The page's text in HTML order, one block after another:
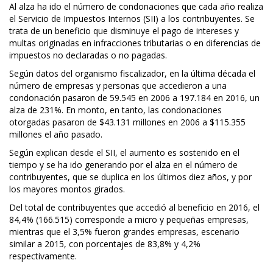
Al alza ha ido el número de condonaciones que cada año realiza
el Servicio de Impuestos Internos (SII) a los contribuyentes. Se
trata de un beneficio que disminuye el pago de intereses y
multas originadas en infracciones tributarias o en diferencias de
impuestos no declaradas o no pagadas.
Según datos del organismo fiscalizador, en la última década el
número de empresas y personas que accedieron a una
condonación pasaron de 59.545 en 2006 a 197.184 en 2016, un
alza de 231%. En monto, en tanto, las condonaciones
otorgadas pasaron de $43.131 millones en 2006 a $115.355
millones el año pasado.
Según explican desde el SII, el aumento es sostenido en el
tiempo y se ha ido generando por el alza en el número de
contribuyentes, que se duplica en los últimos diez años, y por
los mayores montos girados.
Del total de contribuyentes que accedió al beneficio en 2016, el
84,4% (166.515) corresponde a micro y pequeñas empresas,
mientras que el 3,5% fueron grandes empresas, escenario
similar a 2015, con porcentajes de 83,8% y 4,2%
respectivamente.